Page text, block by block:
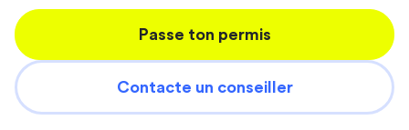
Passe ton permis
Contacte un conseiller